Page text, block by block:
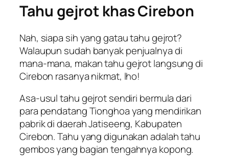
Tahu gejrot khas Cirebon
Nah, siapa sih yang gatau tahu gejrot?
Walaupun sudah banyak penjualnya di
mana-mana, makan tahu gejrot langsung di
Cirebon rasanya nikmat, lho!
Asa-usul tahu gejrot sendiri bermula dari
para pendatang Tionghoa yang mendirikan
pabrik di daerah Jatiseeng, Kabupaten
Cirebon. Tahu yang digunakan adalah tahu
gembos yang bagian tengahnya kopong.